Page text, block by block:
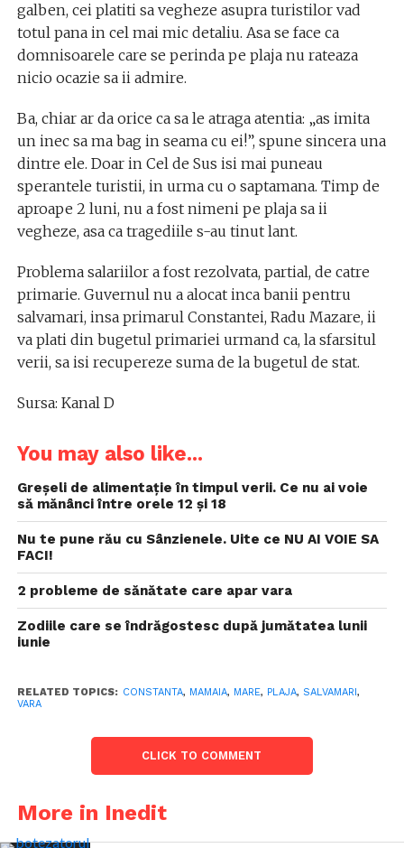
galben, cei platiti sa vegheze asupra turistilor vad
totul pana in cel mai mic detaliu. Asa se face ca
domnisoarele care se perinda pe plaja nu rateaza
nicio ocazie sa ii admire.
Ba, chiar ar da orice ca sa le atraga atentia: „as imita
un inec sa ma bag in seama cu ei!”, spune sincera una
dintre ele. Doar in Cel de Sus isi mai puneau
sperantele turistii, in urma cu o saptamana. Timp de
aproape 2 luni, nu a fost nimeni pe plaja sa ii
vegheze, asa ca tragediile s-au tinut lant.
Problema salariilor a fost rezolvata, partial, de catre
primarie. Guvernul nu a alocat inca banii pentru
salvamari, insa primarul Constantei, Radu Mazare, ii
va plati din bugetul primariei urmand ca, la sfarsitul
verii, sa isi recupereze suma de la bugetul de stat.
Sursa: Kanal D
You may also like...
Greșeli de alimentație în timpul verii. Ce nu ai voie
să mănânci între orele 12 și 18
Nu te pune rău cu Sânzienele. Uite ce NU AI VOIE SA
FACI!
2 probleme de sănătate care apar vara
Zodiile care se îndrăgostesc după jumătatea lunii
iunie
RELATED TOPICS: CONSTANTA, MAMAIA, MARE, PLAJA, SALVAMARI,
VARA
CLICK TO COMMENT
More in Inedit